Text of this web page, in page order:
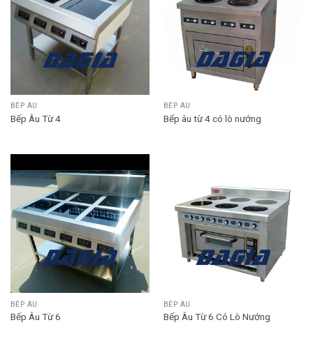
BẾP ÂU
Bếp Âu Từ 4
BẾP ÂU
Bếp âu từ 4 có lò nướng
BẾP ÂU
Bếp Âu Từ 6
BẾP ÂU
Bếp Âu Từ 6 Có Lò Nướng